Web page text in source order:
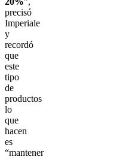
precisó
Imperiale
y
recordó
que
este
tipo
de
productos
lo
que
hacen
es
“mantener